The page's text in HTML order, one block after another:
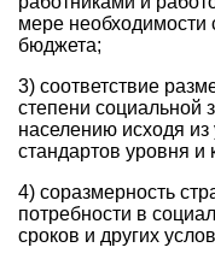
мере необходимости
бюджета;
3) соответствие
степени социальной
населению исходя
стандартов уровня и
4) соразмерность
потребности в
сроков и других